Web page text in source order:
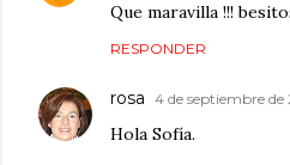
Que maravilla !!!
RESPONDER
rosa 4 de septiembre de
Hola Sofía.